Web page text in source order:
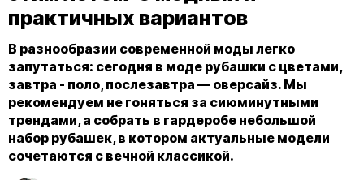
практичных вариантов
В разнообразии современной моды легко
запутаться: сегодня в моде рубашки с цветами,
завтра - поло, послезавтра — оверсайз. Мы
рекомендуем не гоняться за сиюминутными
трендами, а собрать в гардеробе небольшой
набор рубашек, в котором актуальные модели
сочетаются с вечной классикой.